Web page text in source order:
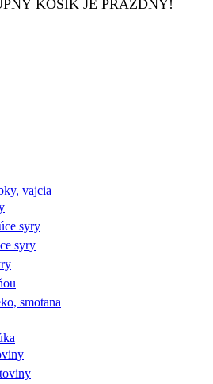
KOŠÍK JE PRÁZDNY!
vajcia
syry
syry
smotana